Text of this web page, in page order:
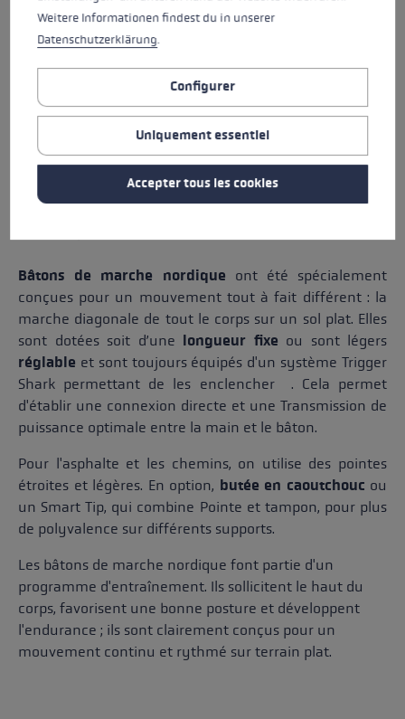
Bâtons de marche nordique ont été spécialement
conçues pour un mouvement tout à fait différent : la
marche diagonale de tout le corps sur un sol plat. Elles
sont dotées soit d’une longueur fixe ou sont légers
réglable et sont toujours équipés d'un système Trigger
Shark permettant de les enclencher . Cela permet
d'établir une connexion directe et une Transmission de
puissance optimale entre la main et le bâton.
Pour l'asphalte et les chemins, on utilise des pointes
étroites et légères. En option, butée en caoutchouc ou
un Smart Tip, qui combine Pointe et tampon, pour plus
de polyvalence sur différents supports.
Les bâtons de marche nordique font partie d'un
programme d'entraînement. Ils sollicitent le haut du
corps, favorisent une bonne posture et développent
l'endurance ; ils sont clairement conçus pour un
mouvement continu et rythmé sur terrain plat.
Weitere Informationen findest du in unserer
Datenschutzerklärung.
Configurer
Uniquement essentiel
Accepter tous les cookies